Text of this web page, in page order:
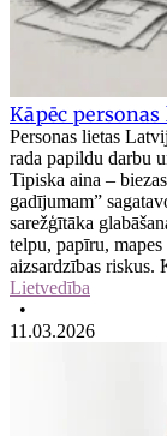
Kāpēc
Personas lietas
rada papildu darbu
Tipiska aina –
gadījumam”
sarežģītāka
telpu, papīru,
aizsardzības riskus.
Lietvedība
•
11.03.2026